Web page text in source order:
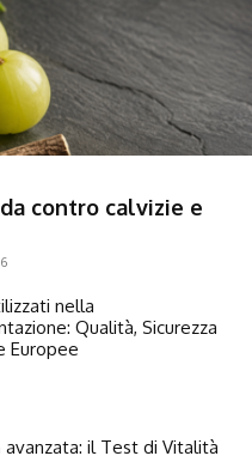
contro calvizie e
nella
Qualità, Sicurezza
Europee
avanzata: il Test di Vitalità